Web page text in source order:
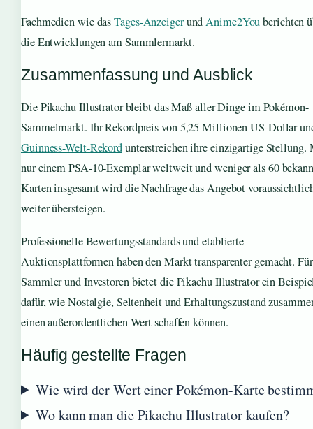
Fachmedien wie dasTages-AnzeigerundAnime2Youberichten
die Entwicklungen am Sammlermarkt.
Zusammenfassung und Ausblick
Die Pikachu Illustrator bleibt das Maß aller Dinge im Pokémon-
Sammelmarkt. Ihr Rekordpreis von 5,25 Millionen US-Dollar
Guinness-Welt-Rekordunterstreichen ihre einzigartige Stellung.
nur einem PSA-10-Exemplar weltweit und weniger als 60
Karten insgesamt wird die Nachfrage das Angebot
weiter übersteigen.
Professionelle Bewertungsstandards und etablierte
Auktionsplattformen haben den Markt transparenter gemacht. Für
Sammler und Investoren bietet die Pikachu Illustrator ein
dafür, wie Nostalgie, Seltenheit und Erhaltungszustand
einen außerordentlichen Wert schaffen können.
Häufig gestellte Fragen
Wie wird der Wert einer Pokémon-Karte
Wo kann man die Pikachu Illustrator kaufen?